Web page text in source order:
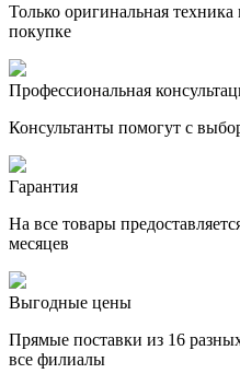
Только оригинальная
покупке
Профессиональная
Консультанты помогут с
Гарантия
На все товары
месяцев
Выгодные цены
Прямые поставки из 16
все филиалы